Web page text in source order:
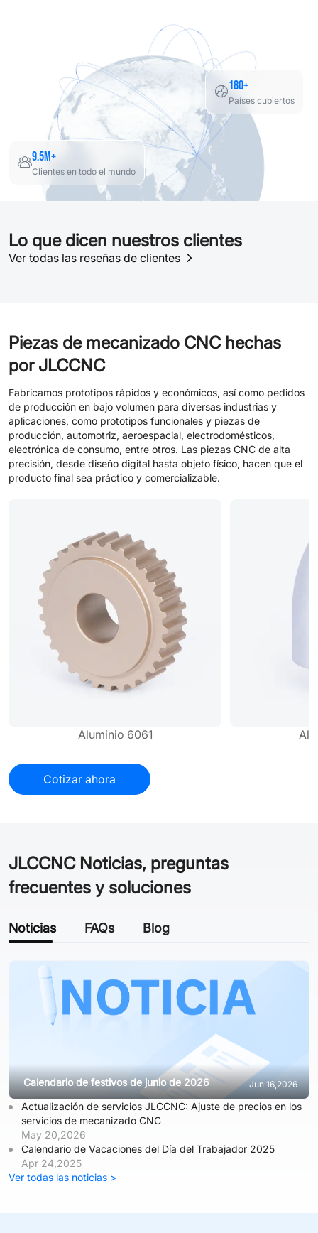
9.5M+
Clientes en todo el mundo
180+
Países cubiertos
Lo que dicen nuestros clientes
Ver todas las reseñas de clientes
Piezas de mecanizado CNC hechas
por JLCCNC
Fabricamos prototipos rápidos y económicos, así como pedidos
de producción en bajo volumen para diversas industrias y
aplicaciones, como prototipos funcionales y piezas de
producción, automotriz, aeroespacial, electrodomésticos,
electrónica de consumo, entre otros. Las piezas CNC de alta
precisión, desde diseño digital hasta objeto físico, hacen que el
producto final sea práctico y comercializable.
Aluminio 6061
Cotizar ahora
JLCCNC Noticias, preguntas
frecuentes y soluciones
Noticias FAQs Blog
Calendario de festivos de junio de 2026 Jun 16,2026
Actualización de servicios JLCCNC: Ajuste de precios en los
servicios de mecanizado CNC
May 20,2026
Calendario de Vacaciones del Día del Trabajador 2025
Apr 24,2025
Ver todas las noticias >